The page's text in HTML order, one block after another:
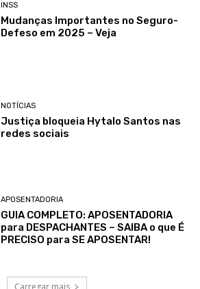
INSS
Mudanças Importantes no Seguro-
Defeso em 2025 – Veja
NOTÍCIAS
Justiça bloqueia Hytalo Santos nas
redes sociais
APOSENTADORIA
GUIA COMPLETO: APOSENTADORIA
para DESPACHANTES – SAIBA o que É
PRECISO para SE APOSENTAR!
Carregar mais